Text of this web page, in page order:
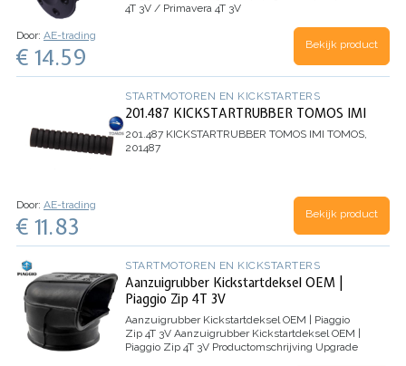
4T 3V / Primavera 4T 3V
Door: AE-trading
€ 14.59 Bekijk product
STARTMOTOREN EN KICKSTARTERS
201.487 KICKSTARTRUBBER TOMOS IMI
201.487 KICKSTARTRUBBER TOMOS IMI TOMOS,
201487
Door: AE-trading
€ 11.83 Bekijk product
STARTMOTOREN EN KICKSTARTERS
Aanzuigrubber Kickstartdeksel OEM |
Piaggio Zip 4T 3V
Aanzuigrubber Kickstartdeksel OEM | Piaggio
Zip 4T 3V Aanzuigrubber Kickstartdeksel OEM |
Piaggio Zip 4T 3V Productomschrijving Upgrade